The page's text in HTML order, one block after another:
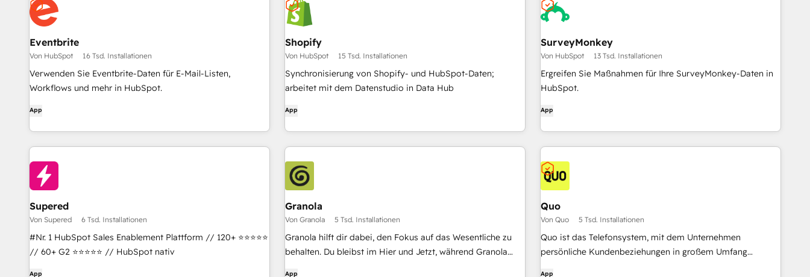
Eventbrite
Von HubSpot 16 Tsd. Installationen
Verwenden Sie Eventbrite-Daten für E-Mail-Listen,
Workflows und mehr in HubSpot.
App
Shopify
Von HubSpot 15 Tsd. Installationen
Synchronisierung von Shopify- und HubSpot-Daten;
arbeitet mit dem Datenstudio in Data Hub
App
SurveyMonkey
Von HubSpot 13 Tsd. Installationen
Ergreifen Sie Maßnahmen für Ihre SurveyMonkey-Daten in
HubSpot.
App
Supered
Von Supered 6 Tsd. Installationen
#Nr. 1 HubSpot Sales Enablement Plattform // 120+ ⭐⭐⭐⭐⭐
// 60+ G2 ⭐⭐⭐⭐⭐ // HubSpot nativ
App
Granola
Von Granola 5 Tsd. Installationen
Granola hilft dir dabei, den Fokus auf das Wesentliche zu
behalten. Du bleibst im Hier und Jetzt, während Granola
App
Quo
Von Quo 5 Tsd. Installationen
Quo ist das Telefonsystem, mit dem Unternehmen
persönliche Kundenbeziehungen in großem Umfang
App